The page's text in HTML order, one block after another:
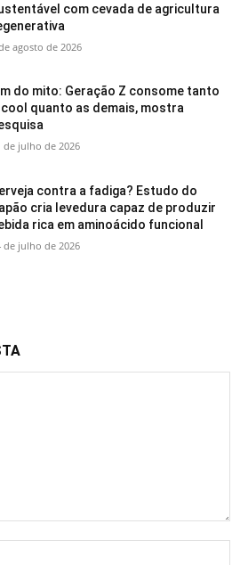
com cevada de agricultura
agosto de 2026
do mito: Geração Z consome tanto
quanto as demais, mostra
de julho de 2026
contra a fadiga? Estudo do
cria levedura capaz de produzir
rica em aminoácido funcional
de julho de 2026